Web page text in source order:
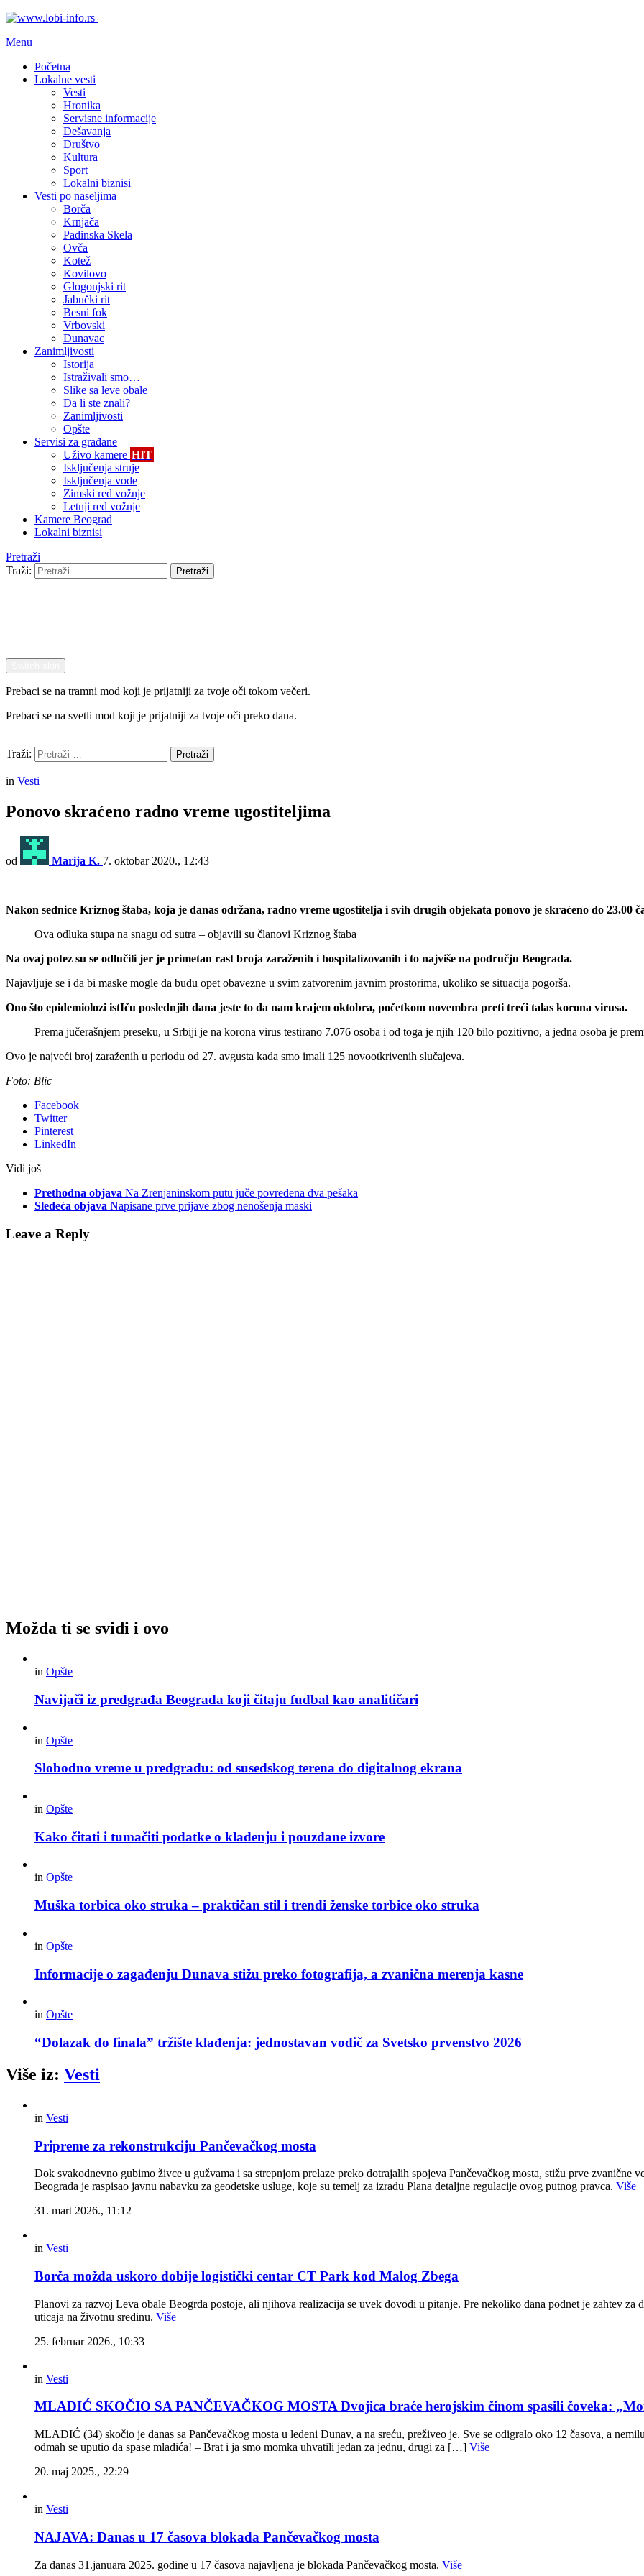
Menu
Početna
Lokalne vesti
Vesti
Hronika
Servisne informacije
Dešavanja
Društvo
Kultura
Sport
Lokalni biznisi
Vesti po naseljima
Borča
Krnjača
Padinska Skela
Ovča
Kotež
Kovilovo
Glogonjski rit
Jabučki rit
Besni fok
Vrbovski
Dunavac
Zanimljivosti
Istorija
Istraživali smo…
Slike sa leve obale
Da li ste znali?
Zanimljivosti
Opšte
Servisi za građane
Uživo kamere HIT
Isključenja struje
Isključenja vode
Zimski red vožnje
Letnji red vožnje
Kamere Beograd
Lokalni biznisi
Pretraži
Traži:
Pretraži
Prebaci se na tramni mod koji je prijatniji za tvoje oči tokom večeri.
Prebaci se na svetli mod koji je prijatniji za tvoje oči preko dana.
Traži:
Pretraži
in Vesti
Ponovo skraćeno radno vreme ugostiteljima
od Marija K. 7. oktobar 2020., 12:43
Nakon sednice Kriznog štaba, koja je danas održana, radno vreme ugostitelja i svih drugih objekata ponovo je skraćeno do 23.00
Ova odluka stupa na snagu od sutra – objavili su članovi Kriznog štaba
Na ovaj potez su se odlučili jer je primetan rast broja zaraženih i hospitalizovanih i to najviše na području Beograda.
Najavljuje se i da bi maske mogle da budu opet obavezne u svim zatvorenim javnim prostorima, ukoliko se situacija pogorša.
Ono što epidemiolozi istIču poslednjih dana jeste to da nam krajem oktobra, početkom novembra preti treći talas korona virusa.
Prema jučerašnjem preseku, u Srbiji je na korona virus testirano 7.076 osoba i od toga je njih 120 bilo pozitivno, a jedna osoba je
Ovo je najveći broj zaraženih u periodu od 27. avgusta kada smo imali 125 novootkrivenih slučajeva.
Foto: Blic
Facebook
Twitter
Pinterest
LinkedIn
Vidi još
Prethodna objava Na Zrenjaninskom putu juče povređena dva pešaka
Sledeća objava Napisane prve prijave zbog nenošenja maski
Leave a Reply
Možda ti se svidi i ovo
in Opšte
Navijači iz predgrađa Beograda koji čitaju fudbal kao analitičari
in Opšte
Slobodno vreme u predgrađu: od susedskog terena do digitalnog ekrana
in Opšte
Kako čitati i tumačiti podatke o klađenju i pouzdane izvore
in Opšte
Muška torbica oko struka – praktičan stil i trendi ženske torbice oko struka
in Opšte
Informacije o zagađenju Dunava stižu preko fotografija, a zvanična merenja kasne
in Opšte
“Dolazak do finala” tržište klađenja: jednostavan vodič za Svetsko prvenstvo 2026
Više iz: Vesti
in Vesti
Pripreme za rekonstrukciju Pančevačkog mosta
Dok svakodnevno gubimo živce u gužvama i sa strepnjom prelaze preko dotrajalih spojeva Pančevačkog mosta, stižu prve zvanične
Beograda je raspisao javnu nabavku za geodetske usluge, koje su temelj za izradu Plana detaljne regulacije ovog putnog pravca. Više
31. mart 2026., 11:12
in Vesti
Borča možda uskoro dobije logistički centar CT Park kod Malog Zbega
Planovi za razvoj Leva obale Beogrda postoje, ali njihova realizacija se uvek dovodi u pitanje. Pre nekoliko dana podnet je zahtev za
uticaja na životnu sredinu. Više
25. februar 2026., 10:33
in Vesti
MLADIĆ SKOČIO SA PANČEVAČKOG MOSTA Dvojica braće herojskim činom spasili čoveka:
MLADIĆ (34) skočio je danas sa Pančevačkog mosta u ledeni Dunav, a na sreću, preživeo je. Sve se odigralo oko 12 časova, a
odmah se uputio da spase mladića! – Brat i ja smo momka uhvatili jedan za jednu, drugi za […] Više
20. maj 2025., 22:29
in Vesti
NAJAVA: Danas u 17 časova blokada Pančevačkog mosta
Za danas 31.januara 2025. godine u 17 časova najavljena je blokada Pančevačkog mosta. Više